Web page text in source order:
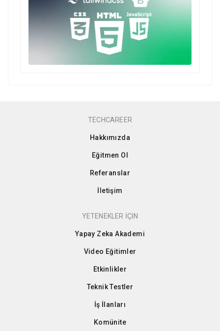
TECHCAREER
Hakkımızda
Eğitmen Ol
Referanslar
İletişim
YETENEKLER İÇİN
Yapay Zeka Akademi
Video Eğitimler
Etkinlikler
Teknik Testler
İş İlanları
Komünite